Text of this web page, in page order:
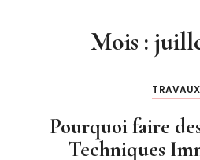
Mois :
TRAVAUX
Pourquoi faire
Techniques